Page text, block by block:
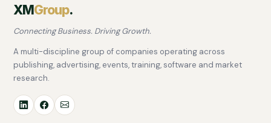
XMGroup.
Connecting Business. Driving Growth.
A multi-discipline group of companies operating across
publishing, advertising, events, training, software and market
research.